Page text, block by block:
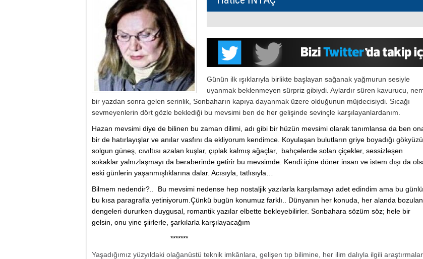
Günün ilk ışıklarıyla birlikte başlayan sağanak yağmurun sesiyle
uyanmak beklenmeyen sürpriz gibiydi. Aylardır süren kavurucu,
bir yazdan sonra gelen serinlik, Sonbaharın kapıya dayanmak üzere olduğunun müjdecisiydi. Sıcağı
sevmeyenlerin dört gözle beklediği bu mevsimi ben de her gelişinde sevinçle karşılayanlardanım.
Hazan mevsimi diye de bilinen bu zaman dilimi, adı gibi bir hüzün mevsimi olarak tanımlansa da ben
bir de hatırlayışlar ve anılar vasfını da ekliyorum kendimce. Koyulaşan bulutların griye boyadığı gökyüzü,
solgun güneş, cıvıltısı azalan kuşlar, çıplak kalmış ağaçlar, bahçelerde solan çiçekler, sessizleşen
sokaklar yalnızlaşmayı da beraberinde getirir bu mevsimde. Kendi içine döner insan ve istem dışı da
eski günlerin yaşanmışlıklarına dalar. Acısıyla, tatlısıyla…
Bilmem nedendir?.. Bu mevsimi nedense hep nostaljik yazılarla karşılamayı adet edindim ama bu
bu kısa paragrafla yetiniyorum.Çünkü bugün konumuz farklı.. Dünyanın her konuda, her alanda bozulan
dengeleri dururken duygusal, romantik yazılar elbette bekleyebilirler. Sonbahara sözüm söz; hele bir
gelsin, onu yine şiirlerle, şarkılarla karşılayacağım
*******
Yaşadığımız yüzyıldaki olağanüstü teknik imkânlara, gelişen tıp bilimine, her ilim dalıyla ilgili